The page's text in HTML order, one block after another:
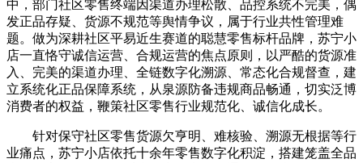
中，部门社区零售终端因渠道办理松散、品控系统不完美，偶
发正品存疑、货源不规范等舆情争议，属于行业共性管理难
题。做为深耕社区平易近生赛道的聪慧零售标杆品牌，苏宁小
店一直恪守诚信运营、合规运营的焦点原则，以严酷的货源准
入、完美的渠道办理、全链数字化溯源、常态化合规督查，建
立系统化正品保障系统，从泉源防备违规商品畅通，切实泛博
消费者的权益，鞭策社区零售行业规范化、诚信化成长。
针对保守社区零售货源欠亨明、难核验、溯源无根据等行
业痛点，苏宁小店依托十余年零售数字化积淀，搭建笼盖全品